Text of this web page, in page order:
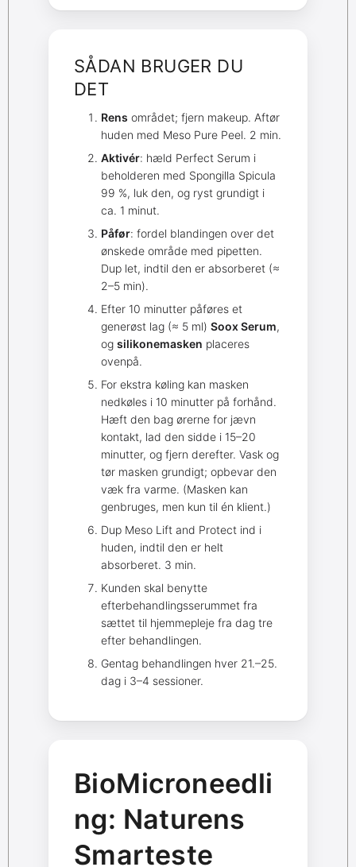
SÅDAN BRUGER DU
DET
Rens området; fjern makeup. Aftør
huden med Meso Pure Peel. 2 min.
Aktivér: hæld Perfect Serum i
beholderen med Spongilla Spicula
99 %, luk den, og ryst grundigt i
ca. 1 minut.
Påfør: fordel blandingen over det
ønskede område med pipetten.
Dup let, indtil den er absorberet (≈
2–5 min).
Efter 10 minutter påføres et
generøst lag (≈ 5 ml) Soox Serum,
og silikonemasken placeres
ovenpå.
For ekstra køling kan masken
nedkøles i 10 minutter på forhånd.
Hæft den bag ørerne for jævn
kontakt, lad den sidde i 15–20
minutter, og fjern derefter. Vask og
tør masken grundigt; opbevar den
væk fra varme. (Masken kan
genbruges, men kun til én klient.)
Dup Meso Lift and Protect ind i
huden, indtil den er helt
absorberet. 3 min.
Kunden skal benytte
efterbehandlingsserummet fra
sættet til hjemmepleje fra dag tre
efter behandlingen.
Gentag behandlingen hver 21.–25.
dag i 3–4 sessioner.
BioMicroneedli
ng: Naturens
Smarteste